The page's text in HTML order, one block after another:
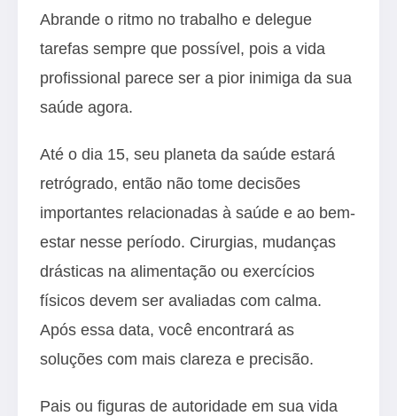
Abrande o ritmo no trabalho e delegue
tarefas sempre que possível, pois a vida
profissional parece ser a pior inimiga da sua
saúde agora.
Até o dia 15, seu planeta da saúde estará
retrógrado, então não tome decisões
importantes relacionadas à saúde e ao bem-
estar nesse período. Cirurgias, mudanças
drásticas na alimentação ou exercícios
físicos devem ser avaliadas com calma.
Após essa data, você encontrará as
soluções com mais clareza e precisão.
Pais ou figuras de autoridade em sua vida